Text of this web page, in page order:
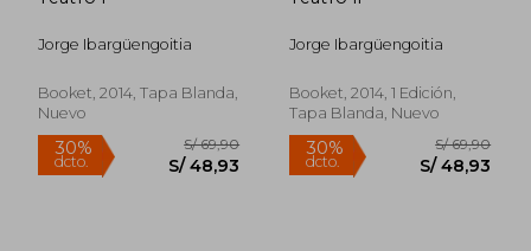
Jorge Ibargüengoitia
Booket, 2014, Tapa Blanda,
Nuevo
Rápido
Jorge Ibargüengoitia
Booket, 2014, 1 Edición,
Tapa Blanda, Nuevo